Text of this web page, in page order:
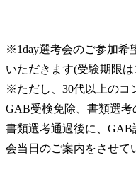
※1day選考会のご参加希
いただきます(受験期限は
※ただし、30代以上のコ
GAB受検免除、書類選考
書類選考通過後に、GAB
会当日のご案内をさせて